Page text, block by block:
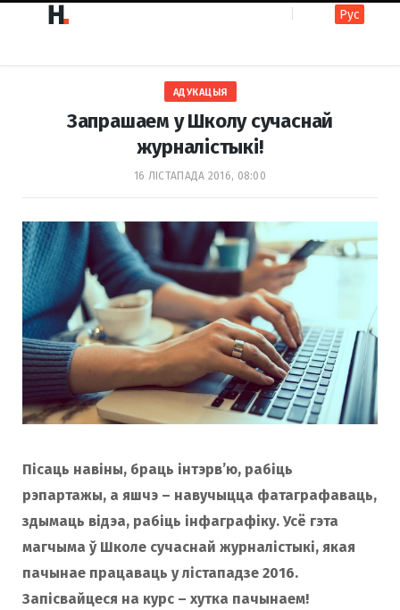
c
b
o
o
a
g
r
m
Рус
АДУКАЦЫЯ
Запрашаем у Школу сучаснай
журналістыкі!
16 ЛІСТАПАДА 2016, 08:00
Пісаць навіны, браць інтэрв’ю, рабіць
рэпартажы, а яшчэ – навучыцца фатаграфаваць,
здымаць відэа, рабіць інфаграфіку. Усё гэта
магчыма ў Школе сучаснай журналістыкі, якая
пачынае працаваць у лістападзе 2016.
Запісвайцеся на курс – хутка пачынаем!